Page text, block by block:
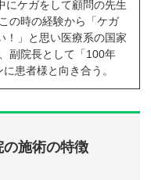
にケガをして顧問の先生
の時の経験から「ケガ
！」と思い医療系の国家
副院長として「100年
患者様と向き合う。
施術の特徴